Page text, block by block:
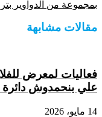
بمجموعة من الدواوير
مقالات مشابهة
فعاليات لمعرض
علي بنحمدوش دائرة
14 مايو، 2026